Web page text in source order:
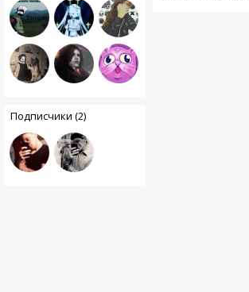
Подписчики (2)